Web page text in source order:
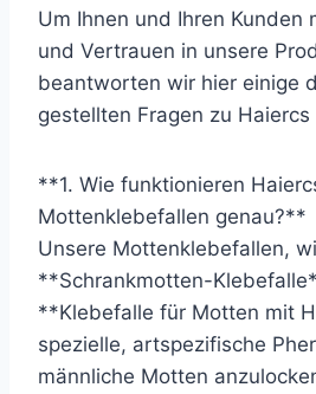
Um Ihnen und Ihren Kunden
und Vertrauen in unsere
beantworten wir hier einige
gestellten Fragen zu
**1. Wie funktionieren
Mottenklebefallen genau?**
Unsere Mottenklebefallen,
**Schrankmotten-
**Klebefalle für Motten mit
spezielle, artspezifische
männliche Motten